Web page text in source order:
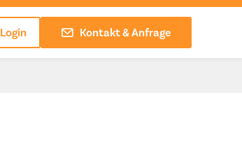
Login Kontakt & Anfrage